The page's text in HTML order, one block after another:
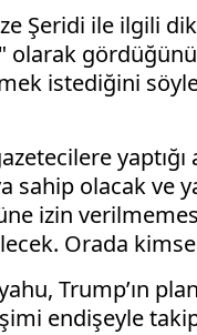
Şeridi ile ilgili
gördüğünü
istediğini
sahip olacak ve
izin
Orada
Trump’ın
endişeyle